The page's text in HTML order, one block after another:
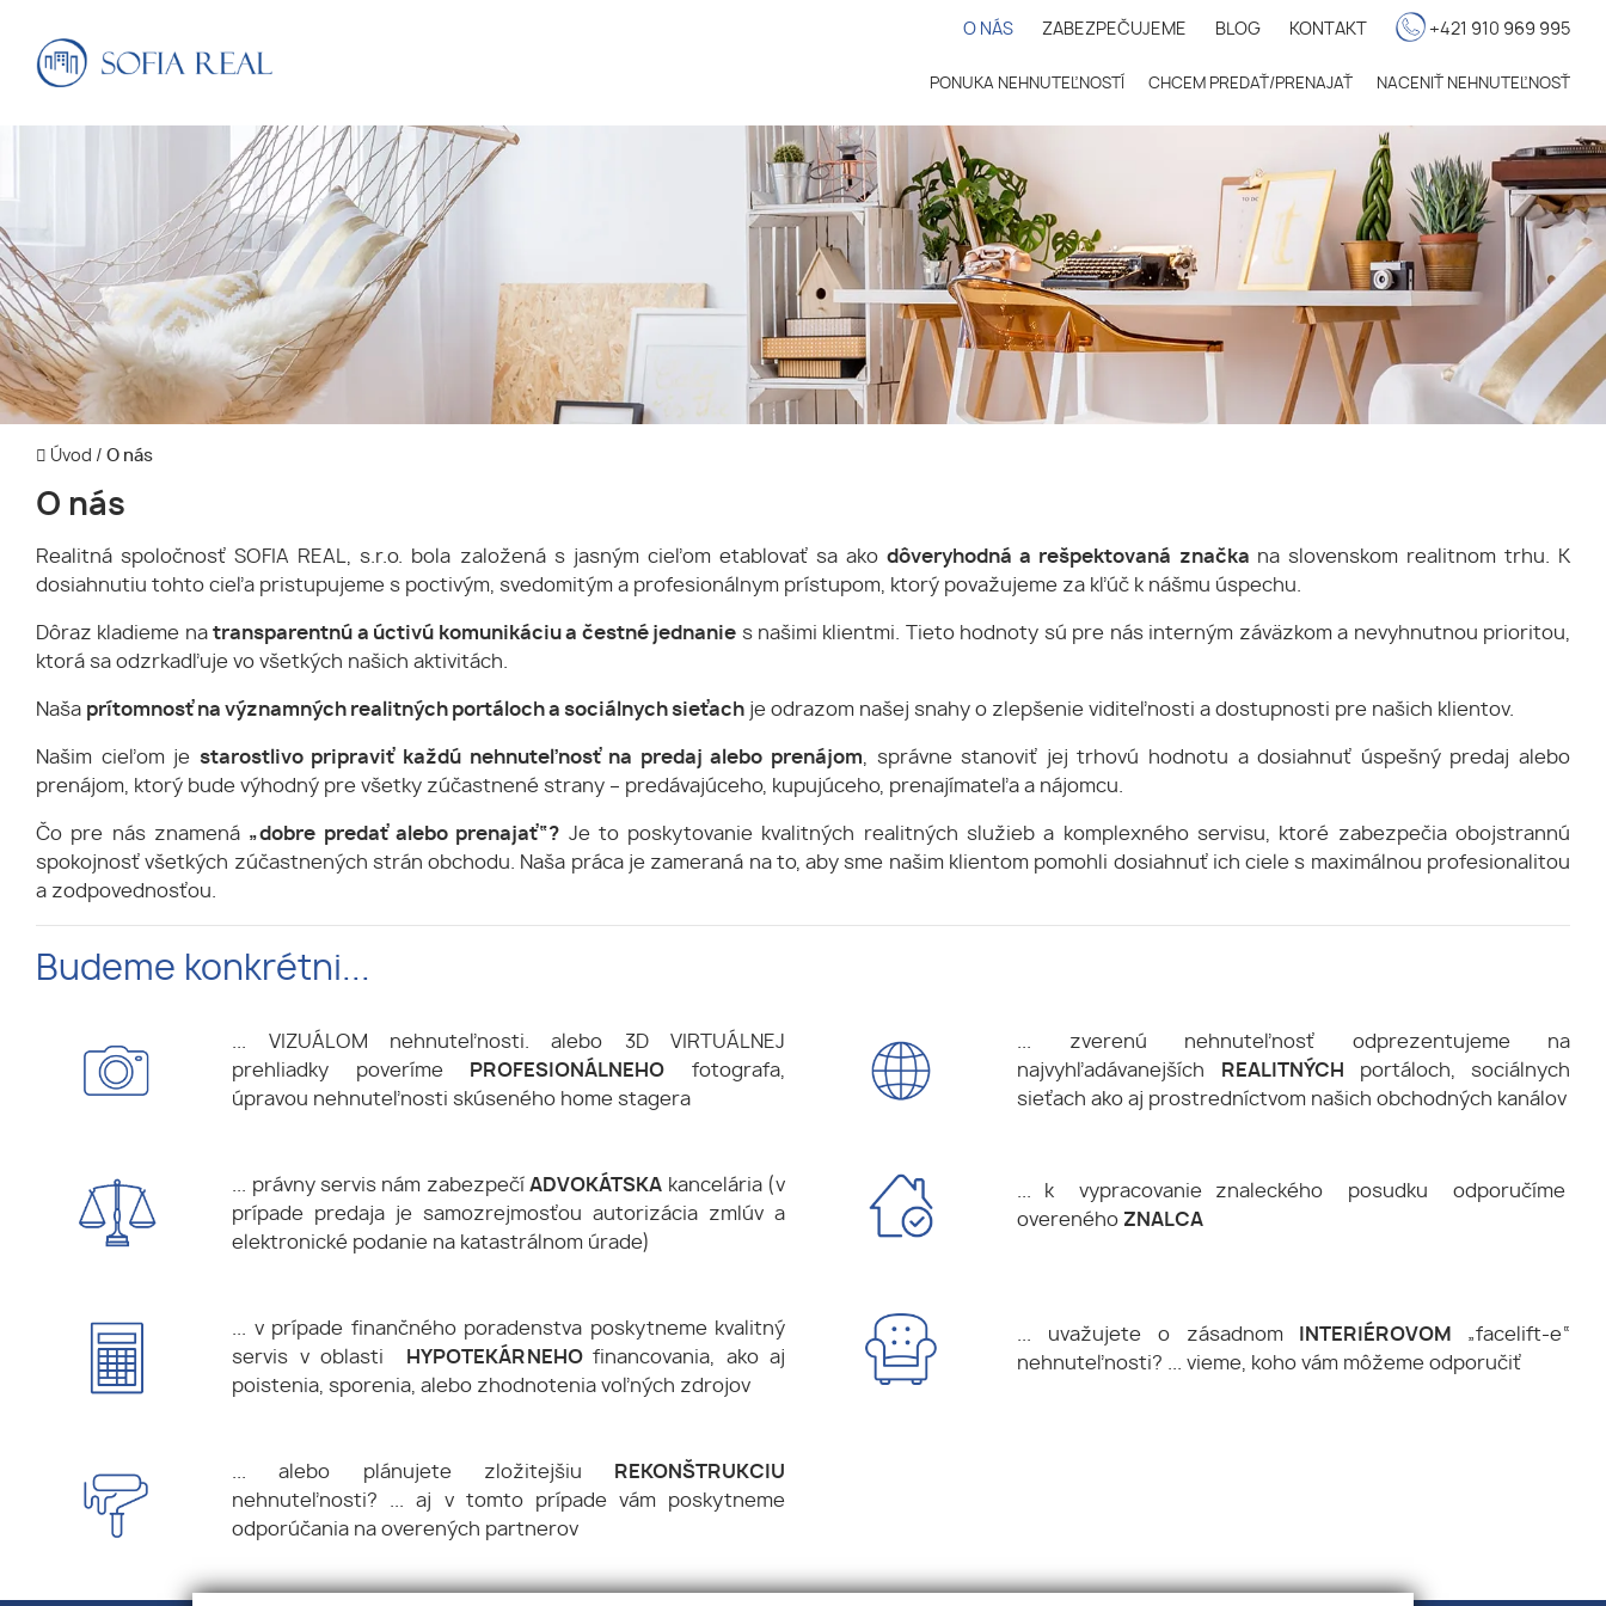
O NÁS ZABEZPEČUJEME BLOG KONTAKT +421 910 969 995
PONUKA NEHNUTEĽNOSTÍ CHCEM PREDAŤ/PRENAJAŤ NACENIŤ NEHNUTEĽNOSŤ
Úvod / O nás
O nás
Realitná spoločnosť SOFIA REAL, s.r.o. bola založená s jasným cieľom etablovať sa akodôveryhodná a rešpektovaná značka na slovenskom realitnom trhu. K
dosiahnutiu tohto cieľa pristupujeme s poctivým, svedomitým a profesionálnym prístupom, ktorý považujeme za kľúč k nášmu úspechu.
Dôraz kladieme natransparentnú a úctivú komunikáciu a čestné jednanie s našimi klientmi. Tieto hodnoty sú pre nás interným záväzkom a nevyhnutnou prioritou,
ktorá sa odzrkadľuje vo všetkých našich aktivitách.
Naša prítomnosť na významných realitných portáloch a sociálnych sieťach je odrazom našej snahy o zlepšenie viditeľnosti a dostupnosti pre našich klientov.
Našim cieľom je starostlivo pripraviť každú nehnuteľnosť na predaj alebo prenájom , správne stanoviť jej trhovú hodnotu a dosiahnuť úspešný predaj alebo
prenájom, ktorý bude výhodný pre všetky zúčastnené strany – predávajúceho, kupujúceho, prenajímateľa a nájomcu.
Čo pre nás znamená „dobre predať alebo prenajať“? Je to poskytovanie kvalitných realitných služieb a komplexného servisu, ktoré zabezpečia obojstrannú
spokojnosť všetkých zúčastnených strán obchodu. Naša práca je zameraná na to, aby sme našim klientom pomohli dosiahnuť ich ciele s maximálnou profesionalitou
a zodpovednosťou.
Budeme konkrétni...
... VIZUÁLOM nehnuteľnosti. alebo 3D VIRTUÁLNEJ
prehliadky poveríme
PROFESIONÁLNEHO fotografa,
úpravou nehnuteľnosti skúseného home stagera
... zverenú nehnuteľnosť odprezentujeme na
najvyhľadávanejších
REALITNÝCH
portáloch, sociálnych
sieťach ako aj prostredníctvom našich obchodných kanálov
... právny servis nám zabezpečíADVOKÁTSKA kancelária (v
prípade predaja je samozrejmosťou autorizácia zmlúv a
elektronické podanie na katastrálnom úrade)
... k vypracovanie znaleckého posudku odporučíme
overeného ZNALCA
... v prípade finančného poradenstva poskytneme kvalitný
servis v oblasti
HYPOTEKÁRNEHOfinancovania, ako aj
poistenia, sporenia, alebo zhodnotenia voľných zdrojov
... uvažujete o zásadnom INTERIÉROVOM „facelift-e“
nehnuteľnosti? ... vieme, koho vám môžeme odporučiť
... alebo plánujete zložitejšiu
REKONŠTRUKCIU
nehnuteľnosti? ... aj v tomto prípade vám poskytneme
odporúčania na overených partnerov